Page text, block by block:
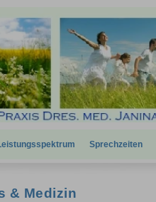
Sprechzeiten
& Medizin